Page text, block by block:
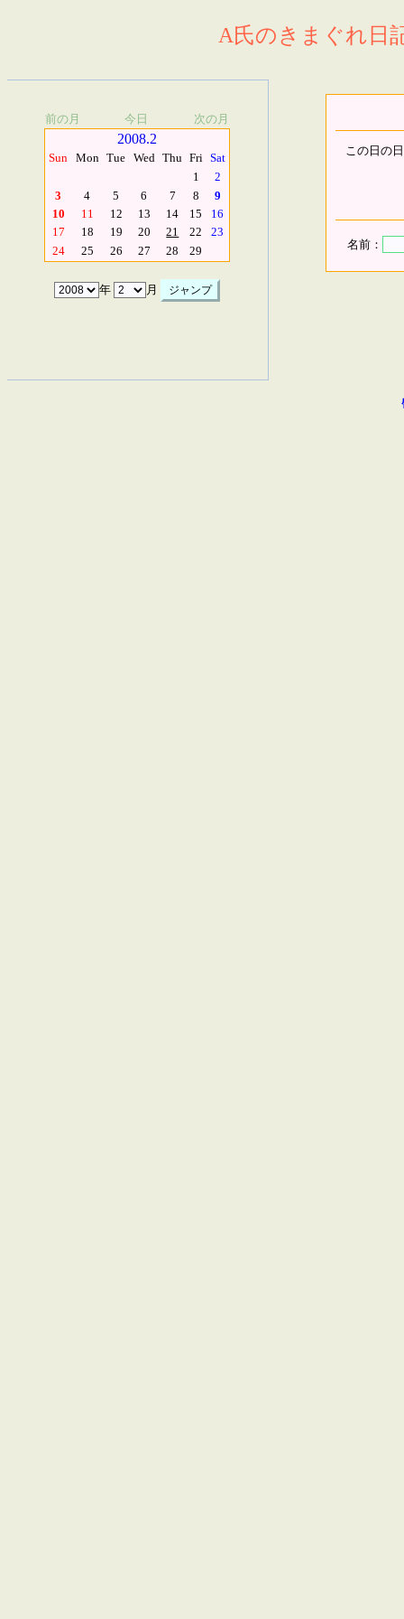
A氏のきまぐれ日
前の月 今日 次の月
2008.2
Sun Mon Tue Wed Thu Fri Sat
1
2
3
4 5 6 7 8
9
10
11 12 13 14 15
16
17
18 19 20 21 22
23
24
25 26 27 28 29
年 月
この日の
名前：